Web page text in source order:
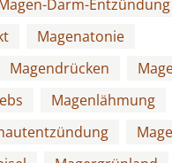
Darm-Entzündung
Magenatonie
Magendrücken
Magenlähmung